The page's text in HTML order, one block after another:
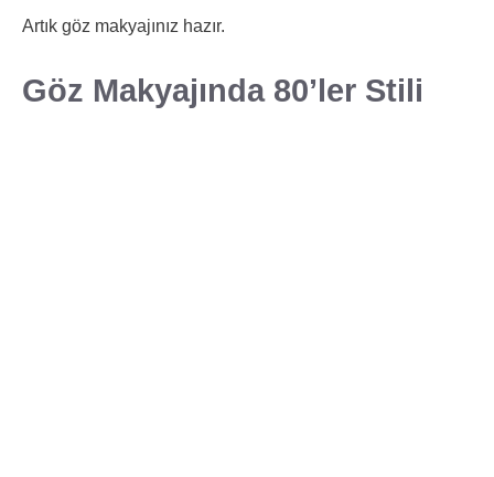
Artık göz makyajınız hazır.
Göz Makyajında 80’ler Stili